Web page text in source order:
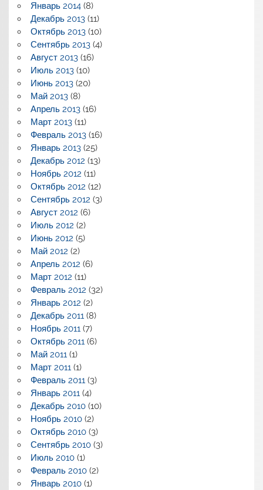
Январь 2014(8)
Декабрь 2013(11)
Октябрь 2013(10)
Сентябрь 2013(4)
Август 2013(16)
Июль 2013(10)
Июнь 2013(20)
Май 2013(8)
Апрель 2013(16)
Март 2013(11)
Февраль 2013(16)
Январь 2013(25)
Декабрь 2012 (13)
Ноябрь 2012 (11)
Октябрь 2012 (12)
Сентябрь 2012 (3)
Август 2012 (6)
Июль 2012 (2)
Июнь 2012 (5)
Май 2012 (2)
Апрель 2012 (6)
Март 2012 (11)
Февраль 2012 (32)
Январь 2012 (2)
Декабрь 2011(8)
Ноябрь 2011(7)
Октябрь 2011(6)
Май 2011(1)
Март 2011(1)
Февраль 2011(3)
Январь 2011(4)
Декабрь 2010(10)
Ноябрь 2010(2)
Октябрь 2010(3)
Сентябрь 2010(3)
Июль 2010(1)
Февраль 2010(2)
Январь 2010(1)